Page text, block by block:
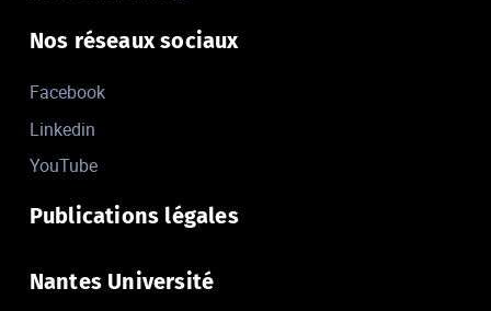
Nos réseaux sociaux
Facebook
Linkedin
YouTube
Publications légales
Nantes Université